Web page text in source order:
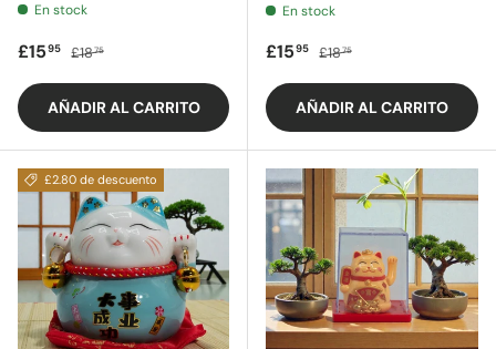
En stock
Precio de oferta
£1595 Precio regular
£1875
AÑADIR AL CARRITO
En stock
Precio de oferta
£1595 Precio regular
£1875
AÑADIR AL CARRITO
£2.80 de descuento